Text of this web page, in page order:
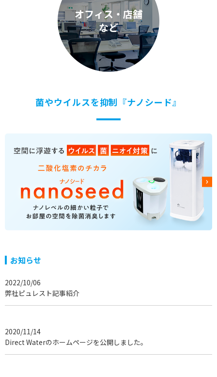
オフィス・店舗
など
菌やウイルスを抑制『ナノシード』
お知らせ
2022/10/06
弊社ピュレスト記事紹介
2020/11/14
Direct Waterのホームページを公開しました。